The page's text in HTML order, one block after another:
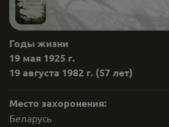
Годы жизни
19 мая 1925 г.
19 августа 1982 г. (57 лет)
Место захоронения:
Беларусь